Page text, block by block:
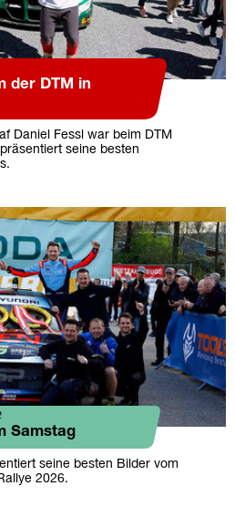
der DTM in
Daniel Fessl war beim DTM
seine besten
Samstag
seine besten Bilder vom
2026.